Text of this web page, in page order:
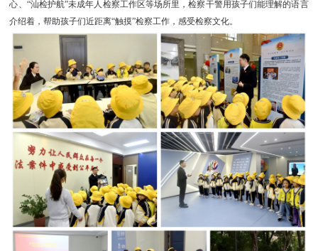
心、“汕检护航”未成年人检察工作区等场所里，检察干警用孩子们能理解的语言
介绍着，帮助孩子们近距离“触摸”检察工作，感受检察文化。